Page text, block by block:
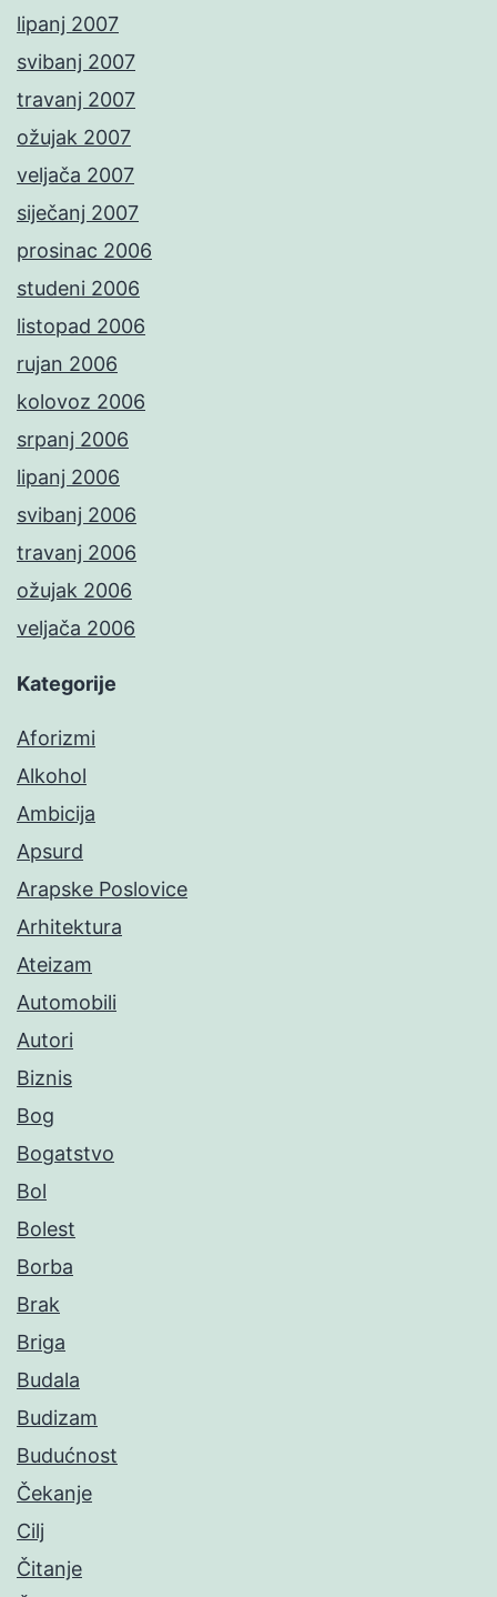
lipanj 2007
svibanj 2007
travanj 2007
ožujak 2007
veljača 2007
siječanj 2007
prosinac 2006
studeni 2006
listopad 2006
rujan 2006
kolovoz 2006
srpanj 2006
lipanj 2006
svibanj 2006
travanj 2006
ožujak 2006
veljača 2006
Kategorije
Aforizmi
Alkohol
Ambicija
Apsurd
Arapske Poslovice
Arhitektura
Ateizam
Automobili
Autori
Biznis
Bog
Bogatstvo
Bol
Bolest
Borba
Brak
Briga
Budala
Budizam
Budućnost
Čekanje
Cilj
Čitanje